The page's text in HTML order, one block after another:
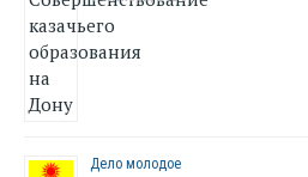
Дело молодое